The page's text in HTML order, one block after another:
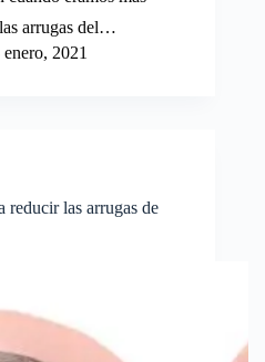
arrugas del…
enero, 2021
reducir las arrugas de